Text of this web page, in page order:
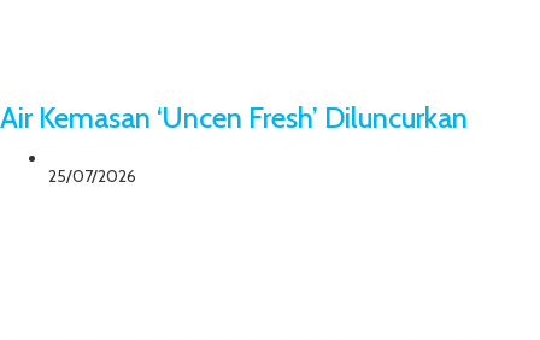
Air Kemasan ‘Uncen Fresh’ Diluncurkan
25/07/2026